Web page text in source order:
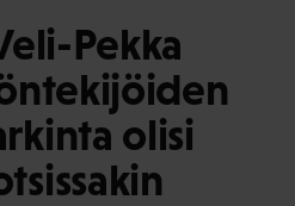
Pekka
olisi